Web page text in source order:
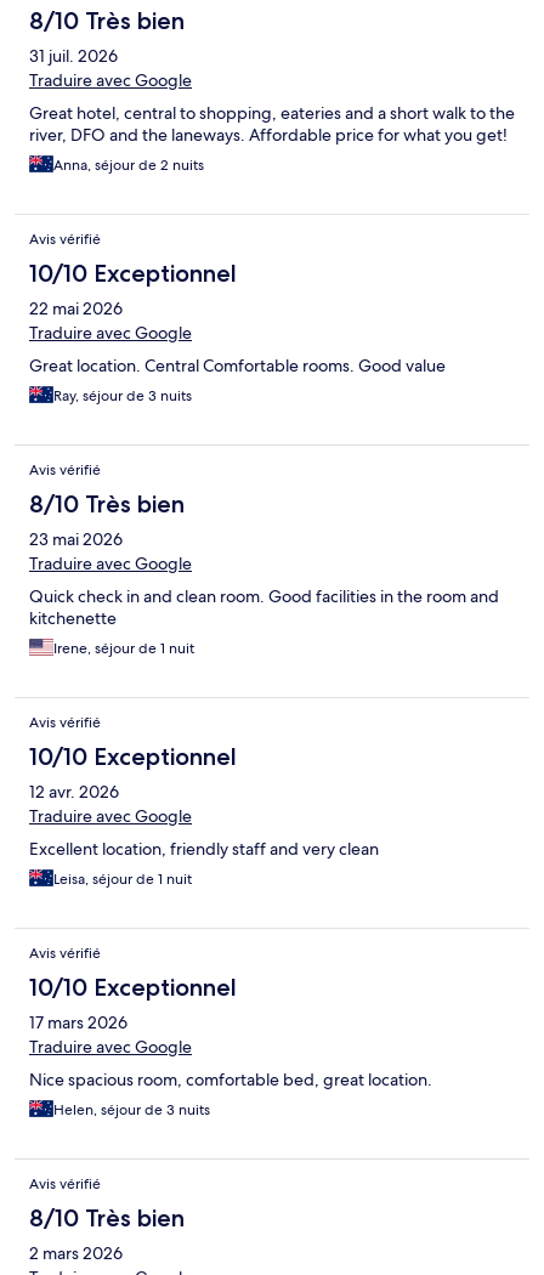
8/10 Très bien
31 juil. 2026
Traduire avec Google
Great hotel, central to shopping, eateries and a short walk to the
river, DFO and the laneways. Affordable price for what you get!
Anna, séjour de 2 nuits
Avis vérifié
10/10 Exceptionnel
22 mai 2026
Traduire avec Google
Great location. Central Comfortable rooms. Good value
Ray, séjour de 3 nuits
Avis vérifié
8/10 Très bien
23 mai 2026
Traduire avec Google
Quick check in and clean room. Good facilities in the room and
kitchenette
Irene, séjour de 1 nuit
Avis vérifié
10/10 Exceptionnel
12 avr. 2026
Traduire avec Google
Excellent location, friendly staff and very clean
Leisa, séjour de 1 nuit
Avis vérifié
10/10 Exceptionnel
17 mars 2026
Traduire avec Google
Nice spacious room, comfortable bed, great location.
Helen, séjour de 3 nuits
Avis vérifié
8/10 Très bien
2 mars 2026